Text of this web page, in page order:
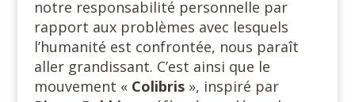
notre responsabilité personnelle par
rapport aux problèmes avec lesquels
l’humanité est confrontée, nous paraît
aller grandissant. C’est ainsi que le
mouvement « Colibris », inspiré par